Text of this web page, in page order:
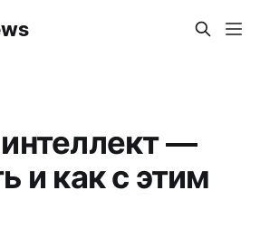
—
и как с этим